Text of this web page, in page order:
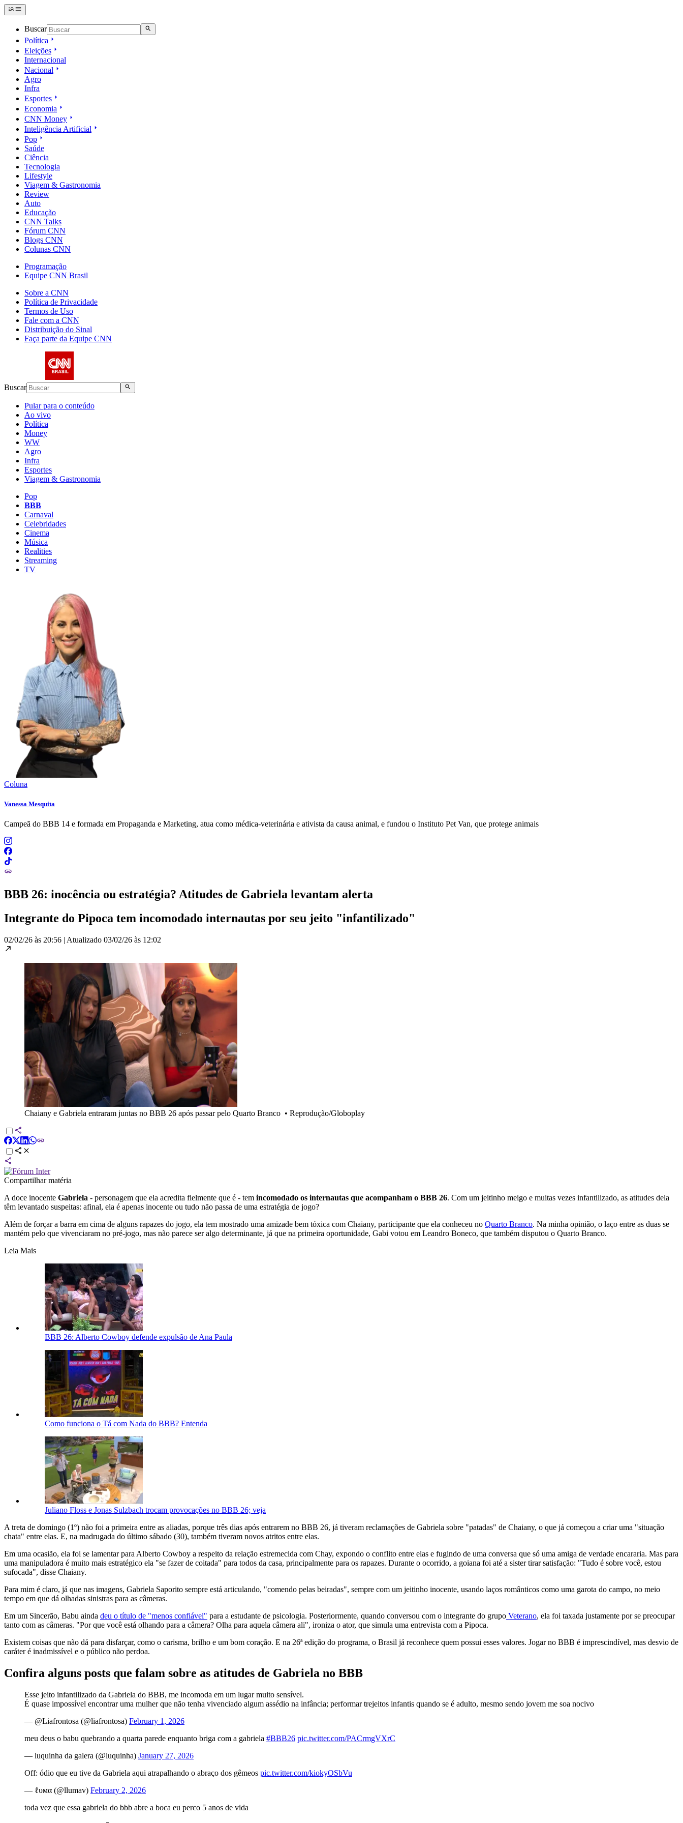
Buscar
Política
Eleições
Internacional
Nacional
Agro
Infra
Esportes
Economia
CNN Money
Inteligência Artificial
Pop
Saúde
Ciência
Tecnologia
Lifestyle
Viagem & Gastronomia
Review
Auto
Educação
CNN Talks
Fórum CNN
Blogs CNN
Colunas CNN
Programação
Equipe CNN Brasil
Sobre a CNN
Política de Privacidade
Termos de Uso
Fale com a CNN
Distribuição do Sinal
Faça parte da Equipe CNN
Buscar
Pular para o conteúdo
Ao vivo
Política
Money
WW
Agro
Infra
Esportes
Viagem & Gastronomia
Pop
BBB
Carnaval
Celebridades
Cinema
Música
Realities
Streaming
TV
Coluna
Vanessa Mesquita
Campeã do BBB 14 e formada em Propaganda e Marketing, atua como médica-veterinária e ativista da causa animal, e fundou o Instituto Pet Van, que protege animais
BBB 26: inocência ou estratégia? Atitudes de Gabriela levantam alerta
Integrante do Pipoca tem incomodado internautas por seu jeito "infantilizado"
02/02/26 às 20:56 | Atualizado 03/02/26 às 12:02
Chaiany e Gabriela entraram juntas no BBB 26 após passar pelo Quarto Branco • Reprodução/Globoplay
Compartilhar matéria
A doce inocente Gabriela - personagem que ela acredita fielmente que é - tem incomodado os internautas que acompanham o BBB 26. Com um jeitinho meigo e muitas vezes infantilizado, as atitudes dela
têm levantado suspeitas: afinal, ela é apenas inocente ou tudo não passa de uma estratégia de jogo?
Além de forçar a barra em cima de alguns rapazes do jogo, ela tem mostrado uma amizade bem tóxica com Chaiany, participante que ela conheceu no Quarto Branco. Na minha opinião, o laço entre as duas se
mantém pelo que vivenciaram no pré-jogo, mas não parece ser algo determinante, já que na primeira oportunidade, Gabi votou em Leandro Boneco, que também disputou o Quarto Branco.
Leia Mais
BBB 26: Alberto Cowboy defende expulsão de Ana Paula
Como funciona o Tá com Nada do BBB? Entenda
Juliano Floss e Jonas Sulzbach trocam provocações no BBB 26; veja
A treta de domingo (1º) não foi a primeira entre as aliadas, porque três dias após entrarem no BBB 26, já tiveram reclamações de Gabriela sobre "patadas" de Chaiany, o que já começou a criar uma "situação
chata" entre elas. E, na madrugada do último sábado (30), também tiveram novos atritos entre elas.
Em uma ocasião, ela foi se lamentar para Alberto Cowboy a respeito da relação estremecida com Chay, expondo o conflito entre elas e fugindo de uma conversa que só uma amiga de verdade encararia. Mas para
uma manipuladora é muito mais estratégico ela "se fazer de coitada" para todos da casa, principalmente para os rapazes. Durante o ocorrido, a goiana foi até a sister tirar satisfação: "Tudo é sobre você, estou
sufocada", disse Chaiany.
Para mim é claro, já que nas imagens, Gabriela Saporito sempre está articulando, "comendo pelas beiradas", sempre com um jeitinho inocente, usando laços românticos como uma garota do campo, no meio
tempo em que dá olhadas sinistras para as câmeras.
Em um Sincerão, Babu ainda deu o título de "menos confiável" para a estudante de psicologia. Posteriormente, quando conversou com o integrante do grupo Veterano, ela foi taxada justamente por se preocupar
tanto com as câmeras. "Por que você está olhando para a câmera? Olha para aquela câmera ali", ironiza o ator, que simula uma entrevista com a Pipoca.
Existem coisas que não dá para disfarçar, como o carisma, brilho e um bom coração. E na 26ª edição do programa, o Brasil já reconhece quem possui esses valores. Jogar no BBB é imprescindível, mas desvio de
caráter é inadmissível e o público não perdoa.
Confira alguns posts que falam sobre as atitudes de Gabriela no BBB
Esse jeito infantilizado da Gabriela do BBB, me incomoda em um lugar muito sensível.
É quase impossível encontrar uma mulher que não tenha vivenciado algum assédio na infância; performar trejeitos infantis quando se é adulto, mesmo sendo jovem me soa nocivo
— @Liafrontosa (@liafrontosa) February 1, 2026
meu deus o babu quebrando a quarta parede enquanto briga com a gabriela #BBB26 pic.twitter.com/PACrmgVXrC
— luquinha da galera (@luquinha) January 27, 2026
Off: ódio que eu tive da Gabriela aqui atrapalhando o abraço dos gêmeos pic.twitter.com/kiokyOSbVu
— ℓυмα (@llumav) February 2, 2026
toda vez que essa gabriela do bbb abre a boca eu perco 5 anos de vida